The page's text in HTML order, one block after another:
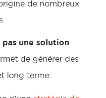
de nombreux
pas une solution
de générer des
long terme.